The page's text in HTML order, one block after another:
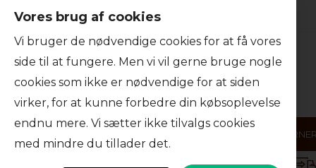
Skip
to
Content
FRØ OG KERNER
Vores brug af cookies
Vi bruger de nødvendige cookies for at få vores
side til at fungere. Men vi vil gerne bruge nogle
cookies som ikke er nødvendige for at siden
virker, for at kunne forbedre din købsoplevelse
endnu mere. Vi sætter ikke tilvalgs cookies
med mindre du tillader det.